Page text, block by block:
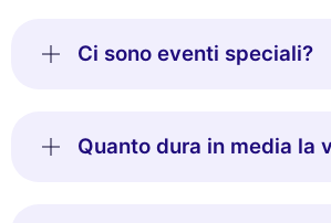
Ci sono eventi speciali?
Quanto dura in media la